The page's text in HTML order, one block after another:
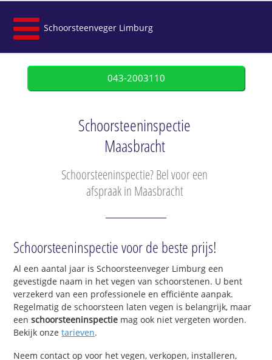
Schoorsteenveger Limburg
043-2003110
Schoorsteeninspectie
Maasbracht
Schoorsteeninspectie? Bel voor een
afspraak in Maasbracht
Schoorsteeninspectie voor de beste prijs!
Al een aantal jaar is Schoorsteenveger Limburg een
gevestigde naam in het vegen van schoorstenen. U bent
verzekerd van een professionele en efficiënte aanpak.
Regelmatig de schoorsteen laten vegen is belangrijk, maar
eenschoorsteeninspectie mag ook niet vergeten worden.
Bekijk onzetarieven.
Neem contact op voor het vegen, verkopen, installeren,